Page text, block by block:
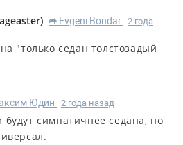
) R Evgeni Bondar 2 года
"только седан толстозадый
Юдин 2 года назад
симпатичнее седана, но